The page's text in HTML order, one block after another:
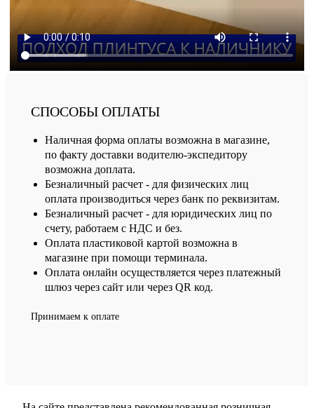
СПОСОБЫ ОПЛАТЫ
Наличная форма оплаты возможна в магазине,
по факту доставки водителю-экспедитору
возможна доплата.
Безналичный расчет - для физических лиц
оплата производиться через банк по реквизитам.
Безналичный расчет - для юридических лиц по
счету, работаем с НДС и без.
Оплата пластиковой картой возможна в
магазине при помощи терминала.
Оплата онлайн осуществляется через платежный
шлюз через сайт или через QR код.
Принимаем к оплате